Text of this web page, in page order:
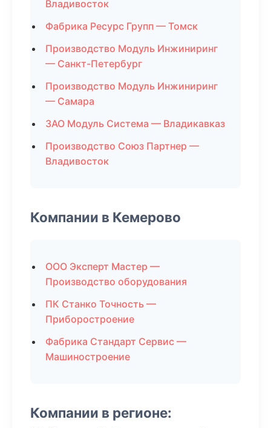
Владивосток
Фабрика Ресурс Групп — Томск
Производство Модуль Инжиниринг
— Санкт-Петербург
Производство Модуль Инжиниринг
— Самара
ЗАО Модуль Система — Владикавказ
Производство Союз Партнер —
Владивосток
Компании в Кемерово
ООО Эксперт Мастер —
Производство оборудования
ПК Станко Точность —
Приборостроение
Фабрика Стандарт Сервис —
Машиностроение
Компании в регионе: